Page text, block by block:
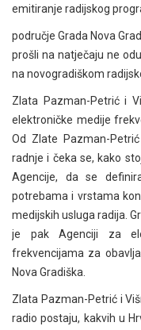
emitiranje radijskog
područje Grada Nova
prošli na natječaju ne
na novogradiškom
Zlata Pazman-Petrić i
elektroničke medije
Od Zlate Pazman-
radnje i čeka se, kako
Agencije, da se
potrebama i vrstama
medijskih usluga radija.
je pak Agenciji za
frekvencijama za
Nova Gradiška.
Zlata Pazman-Petrić i
radio postaju, kakvih u